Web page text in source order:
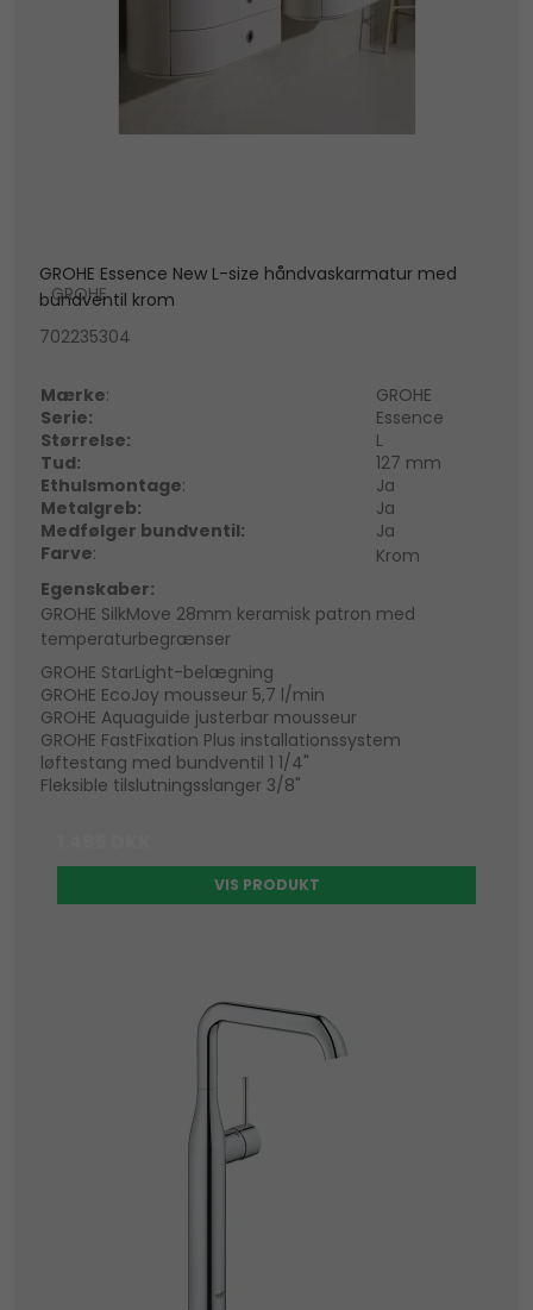
GROHE Essence New L-size håndvaskarmatur med
bundventil krom
GROHE
702235304
Mærke:
GROHE
Serie:
Essence
Størrelse:
L
Tud:
127 mm
Ethulsmontage:
Ja
Metalgreb:
Ja
Medfølger bundventil:
Ja
Farve:
Krom
Egenskaber:
GROHE SilkMove 28mm keramisk patron med
temperaturbegrænser
GROHE StarLight-belægning
GROHE EcoJoy mousseur 5,7 l/min
GROHE Aquaguide justerbar mousseur
GROHE FastFixation Plus installationssystem
løftestang med bundventil 1 1/4"
Fleksible tilslutningsslanger 3/8"
VIS PRODUKT